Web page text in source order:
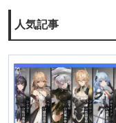
人気記事